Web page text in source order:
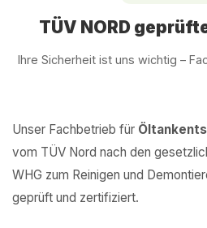
TÜV NORD
Ihre Sicherheit ist uns wichtig –
Unser Fachbetrieb für
vom TÜV Nord nach den
WHG zum Reinigen und
geprüft und zertifiziert.